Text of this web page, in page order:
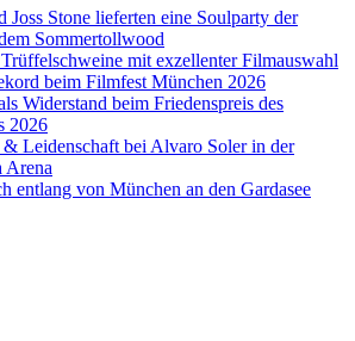
Joss Stone lieferten eine Soulparty der
Sommertollwood
mit exzellenter Filmauswahl
beim Filmfest München 2026
Widerstand beim Friedenspreis des
2026
Leidenschaft bei Alvaro Soler in der
Arena
entlang von München an den Gardasee